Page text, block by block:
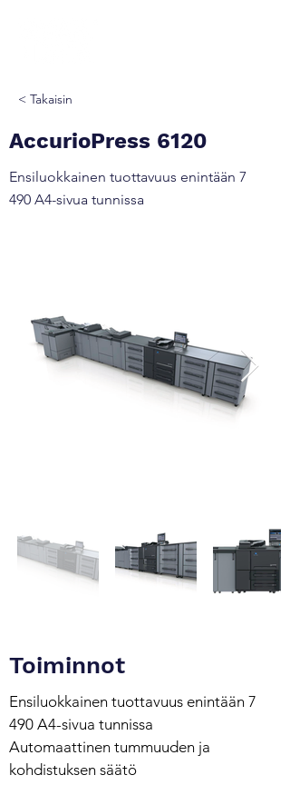
< Takaisin
AccurioPress 6120
Ensiluokkainen tuottavuus enintään 7
490 A4-sivua tunnissa
Toiminnot
Ensiluokkainen tuottavuus enintään 7
490 A4-sivua tunnissa
Automaattinen tummuuden ja
kohdistuksen säätö